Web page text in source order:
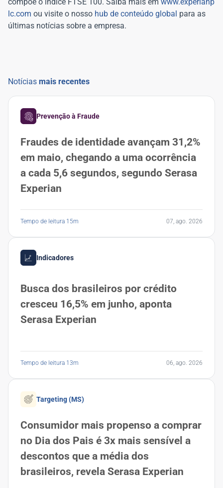
lc.com ou visite o nosso hub de conteúdo global para as
últimas notícias sobre a empresa.
Notícias mais recentes
Prevenção à Fraude
Fraudes de identidade avançam 31,2%
em maio, chegando a uma ocorrência
a cada 5,6 segundos, segundo Serasa
Experian
Tempo de leitura 15m 07, ago. 2026
Indicadores
Busca dos brasileiros por crédito
cresceu 16,5% em junho, aponta
Serasa Experian
Tempo de leitura 13m 06, ago. 2026
Targeting (MS)
Consumidor mais propenso a comprar
no Dia dos Pais é 3x mais sensível a
descontos que a média dos
brasileiros, revela Serasa Experian